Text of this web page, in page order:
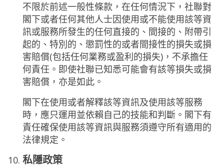
不限於前述一般性條款，在任何情況下，社聯對
閣下或者任何其他人士因使用或不能使用該等資
訊或服務所發生的任何直接的、間接的、附帶引
起的、特別的、懲罰性的或者間接性的損失或損
害賠償(包括任何業務或盈利的損失)，不承擔任
何責任。即使社聯已知悉可能會有該等損失或損
害賠償，亦是如此。
閣下在使用或者解釋該等資訊及使用該等服務
時，應只運用並依賴自己的技能和判斷。閣下有
責任確保使用該等資訊與服務須遵守所有適用的
法律規定。
私隱政策